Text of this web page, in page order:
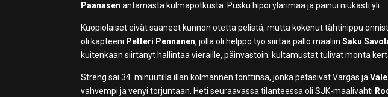
Paanasen antamasta kulmapotkusta. Pusku hipoi ylärimaa ja painui niukasti yli.
Kuopiolaiset eivät saaneet kunnon otetta pelistä, mutta kokenut tähtinippu
oli kapteeni Petteri Pennanen, jolla oli helppo työ siirtää pallo maaliinSaku
kuitenkaan siirtänyt hallintaa vieraille, päinvastoin: kultamustat tulivat monta
Streng sai 34. minuutilla illan kolmannen tonttinsa, jonka petasivat Vargas ja
vahvempi ja venyi torjuntaan. Heti seuraavassa tilanteessa oli SJK-maalivahti